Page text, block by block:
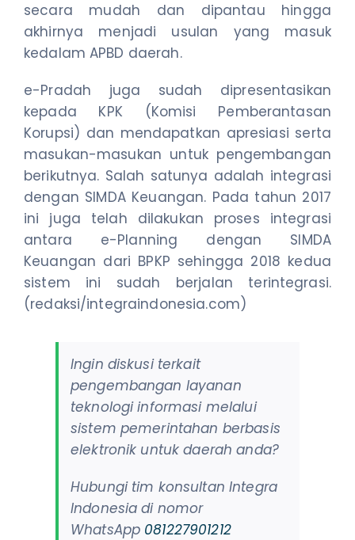
secara mudah dan dipantau hingga
akhirnya menjadi usulan yang masuk
kedalam APBD daerah.
e-Pradah juga sudah dipresentasikan
kepada KPK (Komisi Pemberantasan
Korupsi) dan mendapatkan apresiasi serta
masukan-masukan untuk pengembangan
berikutnya. Salah satunya adalah integrasi
dengan SIMDA Keuangan. Pada tahun 2017
ini juga telah dilakukan proses integrasi
antara e-Planning dengan SIMDA
Keuangan dari BPKP sehingga 2018 kedua
sistem ini sudah berjalan terintegrasi.
(redaksi/integraindonesia.com)
Ingin diskusi terkait
pengembangan layanan
teknologi informasi melalui
sistem pemerintahan berbasis
elektronik untuk daerah anda?
Hubungi tim konsultan Integra
Indonesia di nomor
WhatsApp 081227901212